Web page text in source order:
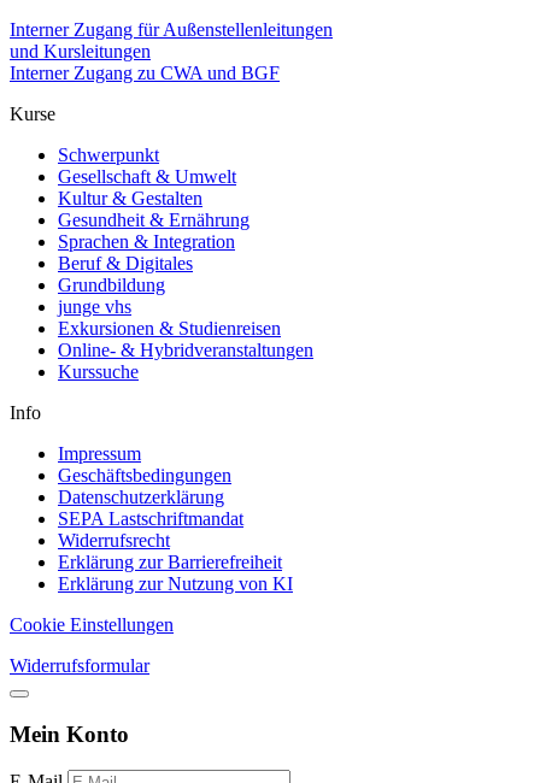
Interner Zugang für Außenstellenleitungen
und Kursleitungen
Interner Zugang zu CWA und BGF
Kurse
Schwerpunkt
Gesellschaft & Umwelt
Kultur & Gestalten
Gesundheit & Ernährung
Sprachen & Integration
Beruf & Digitales
Grundbildung
junge vhs
Exkursionen & Studienreisen
Online- & Hybridveranstaltungen
Kurssuche
Info
Impressum
Geschäftsbedingungen
Datenschutzerklärung
SEPA Lastschriftmandat
Widerrufsrecht
Erklärung zur Barrierefreiheit
Erklärung zur Nutzung von KI
Cookie Einstellungen
Widerrufsformular
Mein Konto